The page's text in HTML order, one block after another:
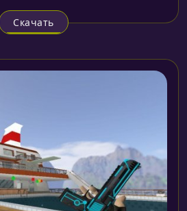
Скачать